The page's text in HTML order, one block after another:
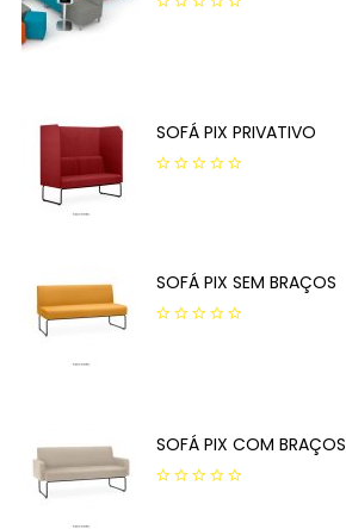
SOFÁ PIX PRIVATIVO
SOFÁ PIX SEM BRAÇOS
SOFÁ PIX COM BRAÇOS